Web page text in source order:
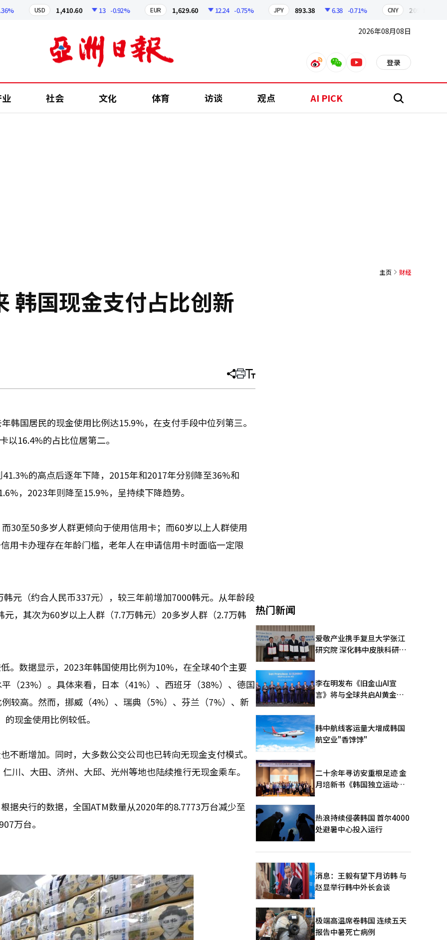
USD 1,410.60 13 -0.92% EUR 1,629.60 12.24 -0.75% JPY 893.38 6.38 -0.71% CNY 209.17
2026年08月08日
weiboweixinyoutube 登录
社会 文化 体育 访谈 观点 AI PICK 搜
主页 财经
韩国现金支付占比创新
分
文
打 调
大
韩国居民的现金使用比例达15.9%，在支付手段中位列第三。
以16.4%的占比位居第二。
的高点后逐年下降，2015年和2017年分别降至36%和
，2023年则降至15.9%，呈持续下降趋势。
30至50多岁人群更倾向于使用信用卡；而60岁以上人群使用
用卡办理存在年龄门槛，老年人在申请信用卡时面临一定限
元（约合人民币337元），较三年前增加7000韩元。从年龄段
，其次为60岁以上人群（7.7万韩元）20多岁人群（2.7万韩
。数据显示，2023年韩国使用比例为10%，在全球40个主要
（23%）。具体来看，日本（41%）、西班牙（38%）、德国
较高。然而，挪威（4%）、瑞典（5%）、芬兰（7%）、新
现金使用比例较低。
不断增加。同时，大多数公交公司也已转向无现金支付模式。
川、大田、济州、大邱、光州等地也陆续推行无现金乘车。
据央行的数据，全国ATM数量从2020年的8.7773万台减少至
万台。
热门新闻
爱敬产业携手复旦大学张江
研究院 深化韩中皮肤科研合
李在明发布《旧金山AI宣
言》将与全球共启AI黄金时
韩中航线客运量大增成韩国
航空业"香饽饽"
二十余年寻访安重根足迹 金
月培新书《韩国独立运动圣
热浪持续侵袭韩国 首尔4000
处避暑中心投入运行
消息：王毅有望下月访韩 与
赵显举行韩中外长会谈
极端高温席卷韩国 连续五天
报告中暑死亡病例